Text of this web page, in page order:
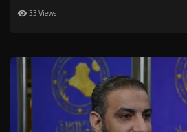
33 Views